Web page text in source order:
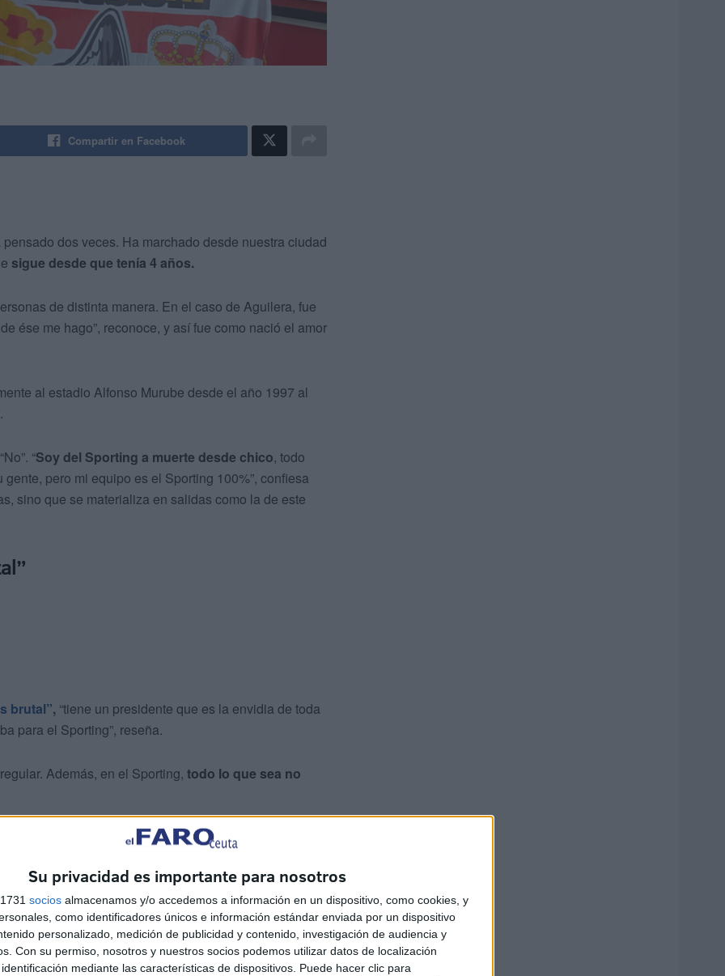
Su privacidad es importante para nosotros
socios almacenamos y/o accedemos a información en un dispositivo, como cookies, y
como identificadores únicos e información estándar enviada por un dispositivo
personalizado, medición de publicidad y contenido, investigación de audiencia y
Con su permiso, nosotros y nuestros socios podemos utilizar datos de localización
mediante las características de dispositivos. Puede hacer clic para
Compartir en Facebook
pensado dos veces. Ha marchado desde nuestra ciudad
sigue desde que tenía 4 años.
de distinta manera. En el caso de Aguilera, fue
ése me hago”, reconoce, y así fue como nació el amor
al estadio Alfonso Murube desde el año 1997 al
“Soy del Sporting a muerte desde chico, todo
pero mi equipo es el Sporting 100%”, confiesa
sino que se materializa en salidas como la de este
brutal”, “tiene un presidente que es la envidia de toda
para el Sporting”, reseña.
Además, en el Sporting, todo lo que sea no
a la visita del Sporting a Ceuta”. Ese
que presenciar el partido al otro lado. Aguilera la
conocen miles de Sportinguistas, y he entablado